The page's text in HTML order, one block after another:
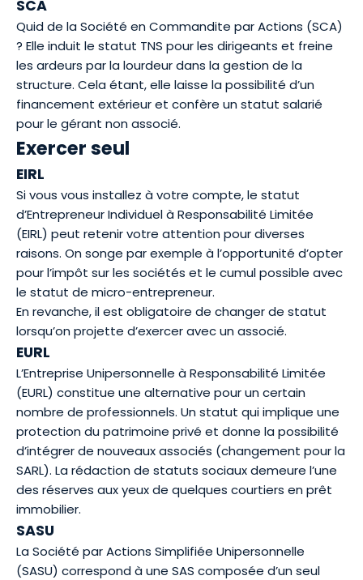
SCA
Quid de la Société en Commandite par Actions (SCA)
? Elle induit le statut TNS pour les dirigeants et freine
les ardeurs par la lourdeur dans la gestion de la
structure. Cela étant, elle laisse la possibilité d’un
financement extérieur et confère un statut salarié
pour le gérant non associé.
Exercer seul
EIRL
Si vous vous installez à votre compte, le statut
d’Entrepreneur Individuel à Responsabilité Limitée
(EIRL) peut retenir votre attention pour diverses
raisons. On songe par exemple à l’opportunité d’opter
pour l’impôt sur les sociétés et le cumul possible avec
le statut de micro-entrepreneur.
En revanche, il est obligatoire de changer de statut
lorsqu’on projette d’exercer avec un associé.
EURL
L’Entreprise Unipersonnelle à Responsabilité Limitée
(EURL) constitue une alternative pour un certain
nombre de professionnels. Un statut qui implique une
protection du patrimoine privé et donne la possibilité
d’intégrer de nouveaux associés (changement pour la
SARL). La rédaction de statuts sociaux demeure l’une
des réserves aux yeux de quelques courtiers en prêt
immobilier.
SASU
La Société par Actions Simplifiée Unipersonnelle
(SASU) correspond à une SAS composée d’un seul